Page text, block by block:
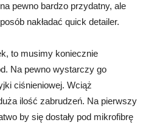
pewno bardzo przydatny, ale
nakładać quick detailer.
to musimy koniecznie
Na pewno wystarczy go
ciśnieniowej. Wciąż
ilość zabrudzeń. Na pierwszy
by się dostały pod mikrofibrę